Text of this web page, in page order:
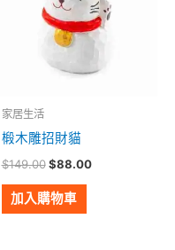
家居生活
椴木雕招財貓
$149.00 $88.00
加入購物車